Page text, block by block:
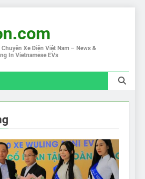
Xe Điện Việt Nam – News &
In Vietnamese EVs